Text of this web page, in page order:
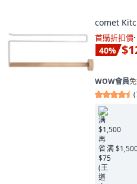
comet
首購折扣價·
40%
WOW會員
(
满